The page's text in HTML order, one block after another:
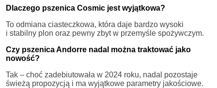
Dlaczego pszenica Cosmic jest wyjątkowa?
To odmiana ciasteczkowa, która daje bardzo wysoki
i stabilny plon oraz pewny zbyt w przemyśle spożywczym.
Czy pszenica Andorre nadal można traktować jako
nowość?
Tak – choć zadebiutowała w 2024 roku, nadal pozostaje
świeżą propozycją i ma wyjątkowe parametry jakościowe.